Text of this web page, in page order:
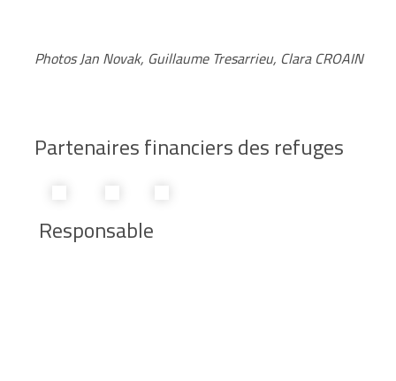
Photos Jan Novak, Guillaume Tresarrieu, Clara CROAIN
Partenaires financiers des refuges
Responsable